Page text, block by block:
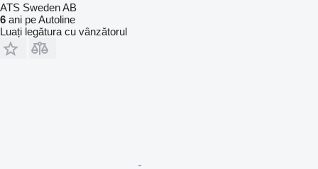
ATS Sweden AB
6 ani pe Autoline
Luați legătura cu vânzătorul